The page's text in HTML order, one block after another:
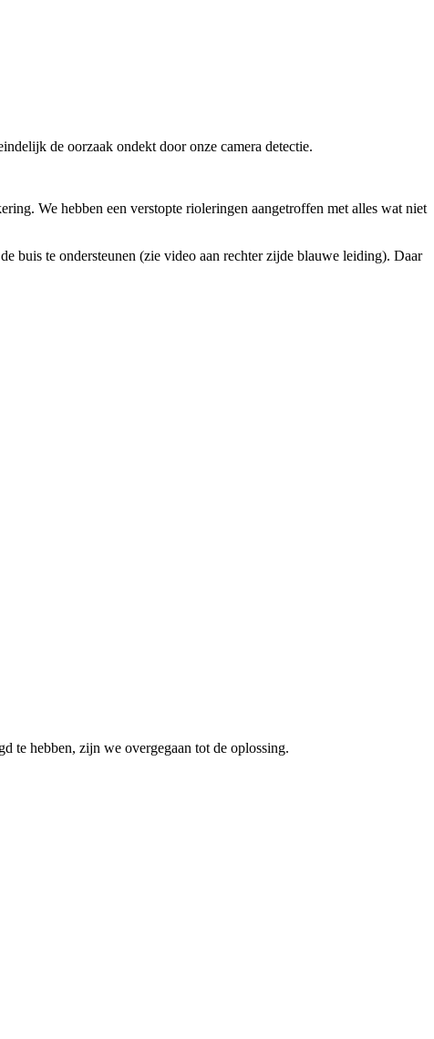
de oorzaak ondekt door onze camera detectie.
We hebben een verstopte rioleringen aangetroffen met alles wat niet
buis te ondersteunen (zie video aan rechter zijde blauwe leiding). Daar
te hebben, zijn we overgegaan tot de oplossing.